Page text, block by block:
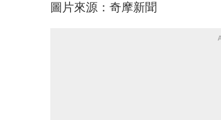
圖片來源：奇摩新聞